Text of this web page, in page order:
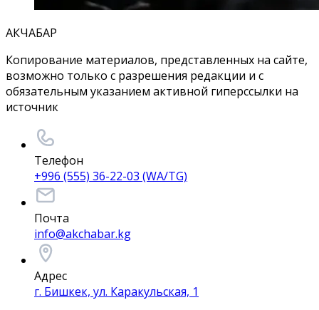
АКЧАБАР
Копирование материалов, представленных на сайте,
возможно только с разрешения редакции и с
обязательным указанием активной гиперссылки на
источник
Телефон
+996 (555) 36-22-03 (WA/TG)
Почта
info@akchabar.kg
Адрес
г. Бишкек, ул. Каракульская, 1